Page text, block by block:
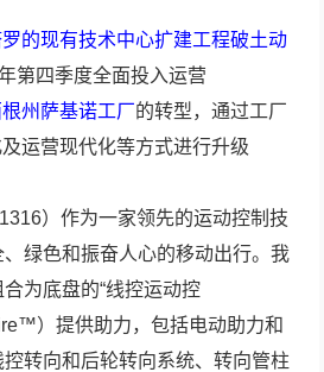
的现有技术中心扩建工程破土动
第四季度全面投入运营
州萨基诺工厂的转型，通过工厂
运营现代化等方式进行升级
）作为一家领先的运动控制技
绿色和振奋人心的移动出行。我
为底盘的“线控运动控
）提供助力，包括电动助力和
转向和后轮转向系统、转向管柱